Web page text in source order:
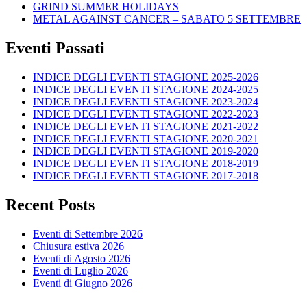
GRIND SUMMER HOLIDAYS
METAL AGAINST CANCER – SABATO 5 SETTEMBRE
Eventi Passati
INDICE DEGLI EVENTI STAGIONE 2025-2026
INDICE DEGLI EVENTI STAGIONE 2024-2025
INDICE DEGLI EVENTI STAGIONE 2023-2024
INDICE DEGLI EVENTI STAGIONE 2022-2023
INDICE DEGLI EVENTI STAGIONE 2021-2022
INDICE DEGLI EVENTI STAGIONE 2020-2021
INDICE DEGLI EVENTI STAGIONE 2019-2020
INDICE DEGLI EVENTI STAGIONE 2018-2019
INDICE DEGLI EVENTI STAGIONE 2017-2018
Recent Posts
Eventi di Settembre 2026
Chiusura estiva 2026
Eventi di Agosto 2026
Eventi di Luglio 2026
Eventi di Giugno 2026